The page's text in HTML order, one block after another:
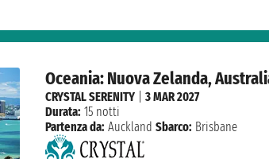
Oceania: Nuova Zelanda,
CRYSTAL SERENITY |3 MAR 2027
Durata: 15 notti
Partenza da: Auckland Sbarco: Brisbane